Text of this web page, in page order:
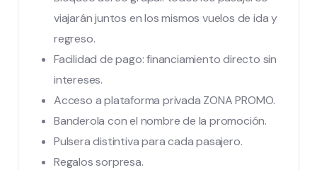
viajarán juntos en los mismos vuelos de ida y
regreso.
Facilidad de pago: financiamiento directo sin
intereses.
Acceso a plataforma privada ZONA PROMO.
Banderola con el nombre de la promoción.
Pulsera distintiva para cada pasajero.
Regalos sorpresa.